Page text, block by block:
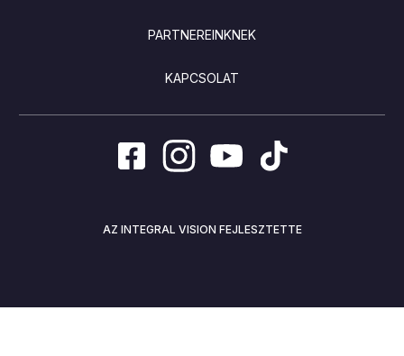
PARTNEREINKNEK
KAPCSOLAT
AZ INTEGRAL VISION FEJLESZTETTE